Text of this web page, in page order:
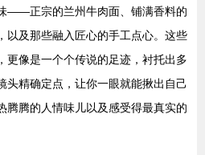
——正宗的兰州牛肉面、铺满香料的
以及那些融入匠心的手工点心。这些
更像是一个个传说的足迹，衬托出多
头精确定点，让你一眼就能揪出自己
腾腾的人情味儿以及感受得最真实的